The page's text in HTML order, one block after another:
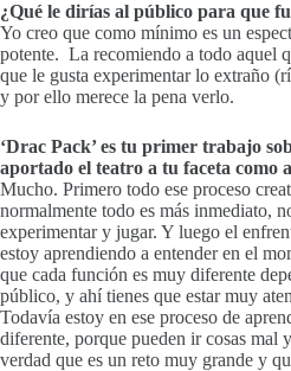
¿Qué le dirías al público para que
Yo creo que como mínimo es un
potente. La recomiendo a todo aquel
que le gusta experimentar lo extraño
y por ello merece la pena verlo.
‘Drac Pack’ es tu primer trabajo
aportado el teatro a tu faceta como
Mucho. Primero todo ese proceso
normalmente todo es más inmediato,
experimentar y jugar. Y luego el
estoy aprendiendo a entender en el
que cada función es muy diferente
público, y ahí tienes que estar muy
Todavía estoy en ese proceso de
diferente, porque pueden ir cosas mal
verdad que es un reto muy grande y